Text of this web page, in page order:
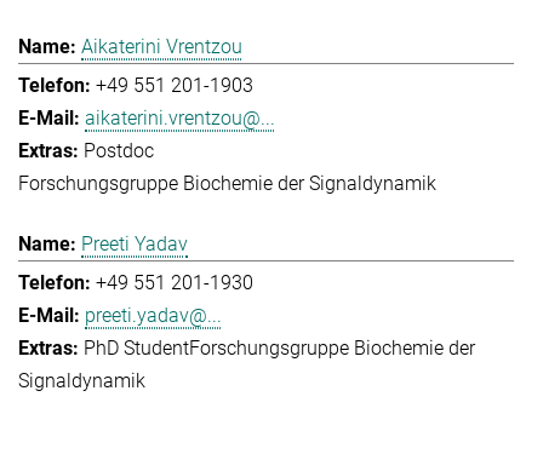
Aikaterini Vrentzou
+49 551 201-1903
aikaterini.vrentzou@...
Postdoc
Forschungsgruppe Biochemie der Signaldynamik
Preeti Yadav
+49 551 201-1930
preeti.yadav@...
PhD StudentForschungsgruppe Biochemie der
Signaldynamik